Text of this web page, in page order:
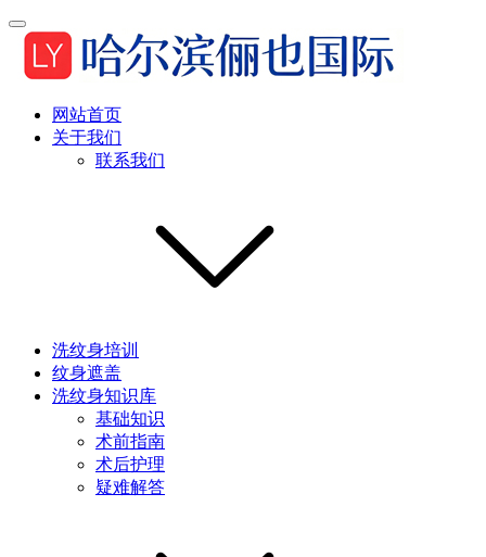
网站首页
关于我们
联系我们
洗纹身培训
纹身遮盖
洗纹身知识库
基础知识
术前指南
术后护理
疑难解答